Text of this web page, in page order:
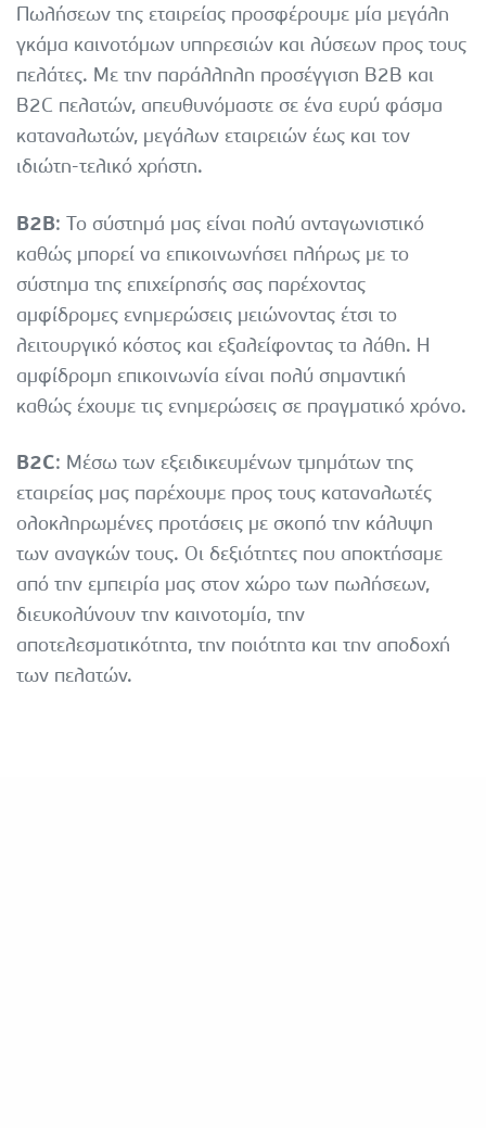
Πωλήσεων της εταιρείας προσφέρουμε μία μεγάλη
γκάμα καινοτόμων υπηρεσιών και λύσεων προς τους
πελάτες. Με την παράλληλη προσέγγιση B2B και
B2C πελατών, απευθυνόμαστε σε ένα ευρύ φάσμα
καταναλωτών, μεγάλων εταιρειών έως και τον
ιδιώτη-τελικό χρήστη.
B2B: Το σύστημά μας είναι πολύ ανταγωνιστικό
καθώς μπορεί να επικοινωνήσει πλήρως με το
σύστημα της επιχείρησής σας παρέχοντας
αμφίδρομες ενημερώσεις μειώνοντας έτσι το
λειτουργικό κόστος και εξαλείφοντας τα λάθη. Η
αμφίδρομη επικοινωνία είναι πολύ σημαντική
καθώς έχουμε τις ενημερώσεις σε πραγματικό χρόνο.
B2C: Μέσω των εξειδικευμένων τμημάτων της
εταιρείας μας παρέχουμε προς τους καταναλωτές
ολοκληρωμένες προτάσεις με σκοπό την κάλυψη
των αναγκών τους. Οι δεξιότητες που αποκτήσαμε
από την εμπειρία μας στον χώρο των πωλήσεων,
διευκολύνουν την καινοτομία, την
αποτελεσματικότητα, την ποιότητα και την αποδοχή
των πελατών.